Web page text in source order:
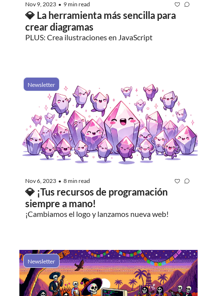
Nov 9, 2023 • 9 min read
💎 La herramienta más sencilla para
crear diagramas
PLUS: Crea ilustraciones en JavaScript
Newsletter
Nov 6, 2023 • 8 min read
💎 ¡Tus recursos de programación
siempre a mano!
¡Cambiamos el logo y lanzamos nueva web!
Newsletter